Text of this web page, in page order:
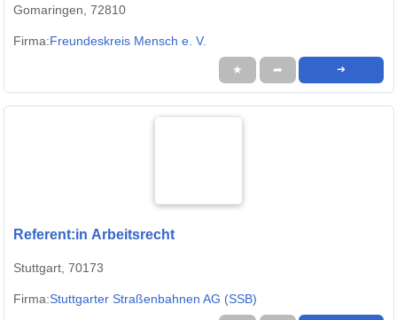
Gomaringen, 72810
Firma:Freundeskreis Mensch e. V.
★ ➦ ➜
Referent:in Arbeitsrecht
Stuttgart, 70173
Firma:Stuttgarter Straßenbahnen AG (SSB)